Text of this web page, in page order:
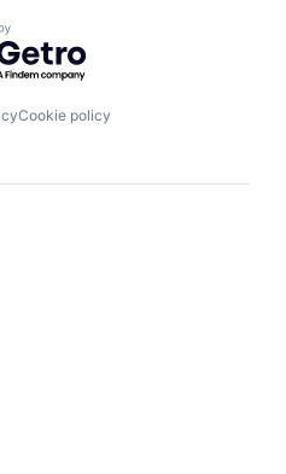
by Getro.com
Cookie policy